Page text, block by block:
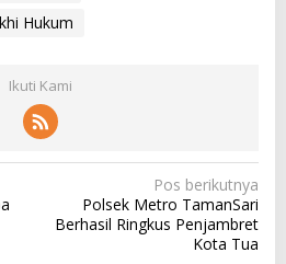
Hukum
Ikuti Kami
Pos berikutnya
Polsek Metro TamanSari
Berhasil Ringkus Penjambret
Kota Tua